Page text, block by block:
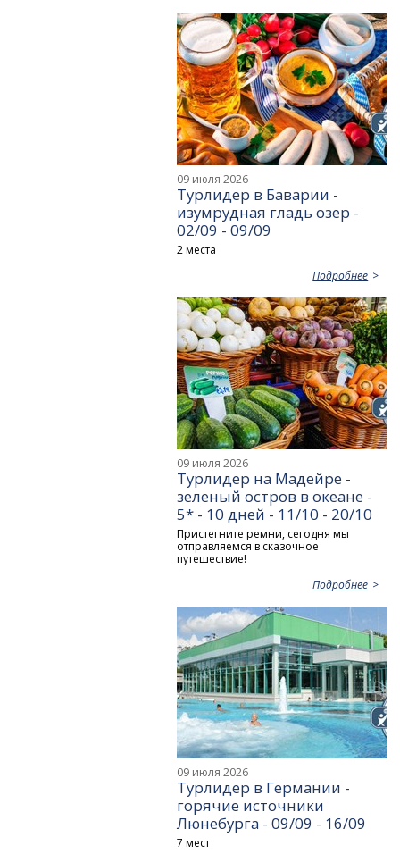
09 июля 2026
Турлидер в Баварии -
изумрудная гладь озер -
02/09 - 09/09
2 места
Подробнее
09 июля 2026
Турлидер на Мадейре -
зеленый остров в океане -
5* - 10 дней - 11/10 - 20/10
Пристегните ремни, сегодня мы
отправляемся в сказочное
путешествие!
Подробнее
09 июля 2026
Турлидер в Германии -
горячие источники
Люнебурга - 09/09 - 16/09
7 мест